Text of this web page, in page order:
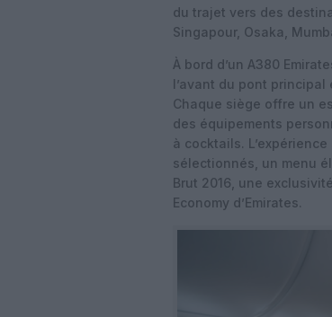
du trajet vers des
Singapour, Osaka,
À bord d’un A380
l’avant du pont principal
Chaque siège offre un
des équipements
à cocktails.
sélectionnés, un menu
Brut 2016, une
Economy d’Emirates.